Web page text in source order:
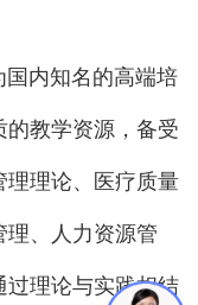
国内知名的高端培
教学资源，备受
理理论、医疗质量
理、人力资源管
过理论与实践相结